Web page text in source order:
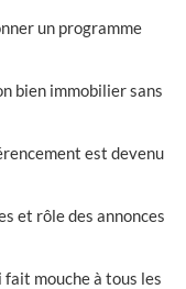
un programme
bien immobilier sans
est devenu
et rôle des annonces
mouche à tous les